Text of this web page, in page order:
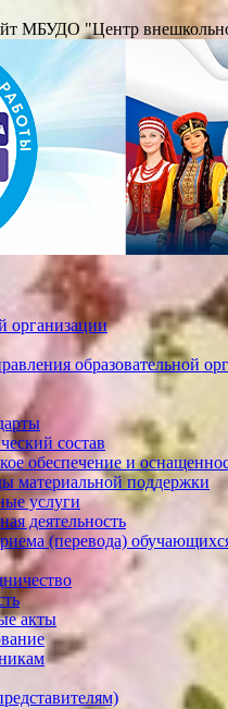
МБУДО "Центр
организации
образовательной
состав
обеспечение и
материальной поддержки
услуги
деятельность
(перевода)
акты